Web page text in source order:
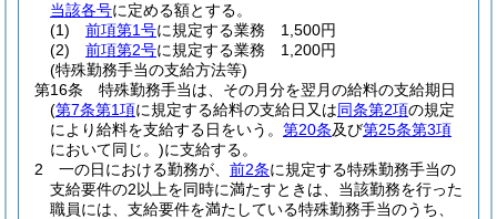
当該各号に定める額とする。
(1)
前項第1号に規定する業務 1,500円
(2)
前項第2号に規定する業務 1,200円
(特殊勤務手当の支給方法等)
第16条
特殊勤務手当は、その月分を翌月の給料の支給期日
(第7条第1項に規定する給料の支給日又は同条第2項の規定
により給料を支給する日をいう。 第20条及び第25条第3項
において同じ。)に支給する。
2
一の日における勤務が、 前2条に規定する特殊勤務手当の
支給要件の2以上を同時に満たすときは、当該勤務を行った
職員には、支給要件を満たしている特殊勤務手当のうち、